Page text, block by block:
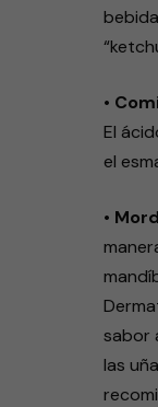
•
El
el
•
sabor
las